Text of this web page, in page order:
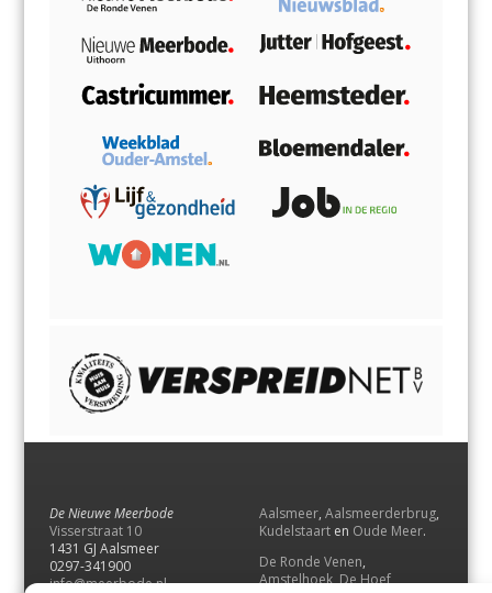
De Nieuwe Meerbode
Visserstraat 10
1431 GJ Aalsmeer
0297-341900
info@meerbode.nl
Aalsmeer, Aalsmeerderbrug,
Kudelstaart en Oude Meer.
De Ronde Venen,
Amstelhoek,De Hoef,